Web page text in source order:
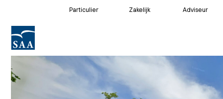
Particulier Zakelijk Adviseur
Voor klanten
Voor adviseurs